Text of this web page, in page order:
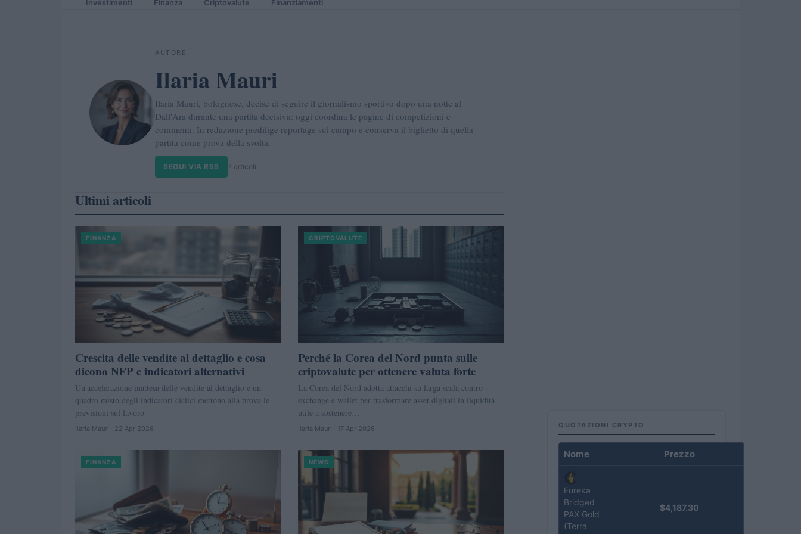
Investimenti Finanza Criptovalute Finanziamenti
AUTORE
Ilaria Mauri
Ilaria Mauri, bolognese, decise di seguire il giornalismo sportivo dopo una notte al
Dall'Ara durante una partita decisiva: oggi coordina le pagine di competizioni e
commenti. In redazione predilige reportage sul campo e conserva il biglietto di quella
partita come prova della svolta.
SEGUI VIA RSS 7 articoli
Ultimi articoli
FINANZA
Crescita delle vendite al dettaglio e cosa
dicono NFP e indicatori alternativi
Un'accelerazione inattesa delle vendite al dettaglio e un
quadro misto degli indicatori ciclici mettono alla prova le
previsioni sul lavoro
Ilaria Mauri · 22 Apr 2026
CRIPTOVALUTE
Perché la Corea del Nord punta sulle
criptovalute per ottenere valuta forte
La Corea del Nord adotta attacchi su larga scala contro
exchange e wallet per trasformare asset digitali in liquidità
utile a sostenere…
Ilaria Mauri · 17 Apr 2026
FINANZA NEWS
QUOTAZIONI CRYPTO
Nome Prezzo
Eureka
Bridged
PAX Gold
(Terra
$4,187.30